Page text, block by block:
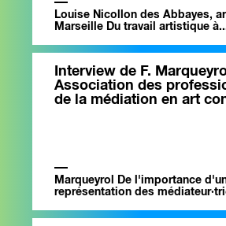
Louise Nicollon des Abbayes,
Marseille Du travail artistique
Interview de F.
Association des
de la médiation en art
Marqueyrol De l'importance
représentation des